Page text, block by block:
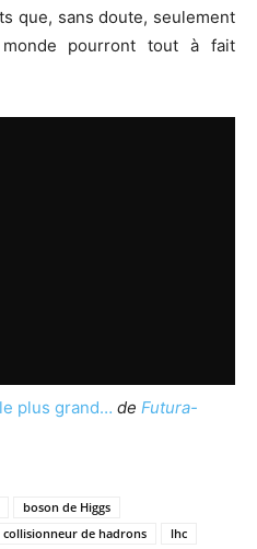
que, sans doute, seulement
pourront tout à fait
plus grand… de Futura-
boson de Higgs
collisionneur de hadrons
lhc